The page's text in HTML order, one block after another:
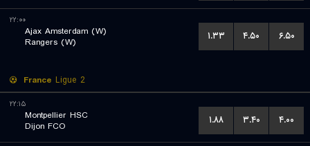
۲۲:۰۰
Ajax Amsterdam (W)
Rangers (W)
۱.۳۳ ۴.۵۰ ۶.۵۰
France Ligue 2
۲۲:۱۵
Montpellier HSC
Dijon FCO
۱.۸۸ ۳.۴۰ ۴.۰۰